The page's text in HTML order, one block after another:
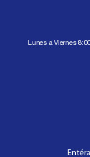
Lunes a Viernes